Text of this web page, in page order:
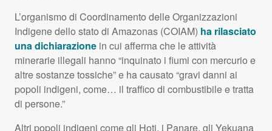
L’organismo di Coordinamento delle Organizzazioni
Indigene dello stato di Amazonas (COIAM) ha rilasciato
una dichiarazione in cui afferma che le attività
minerarie illegali hanno “inquinato i fiumi con mercurio e
altre sostanze tossiche” e ha causato “gravi danni ai
popoli indigeni, come… il traffico di combustibile e tratta
di persone.”
Altri popoli indigeni come gli Hoti, i Panare, gli Yekuana